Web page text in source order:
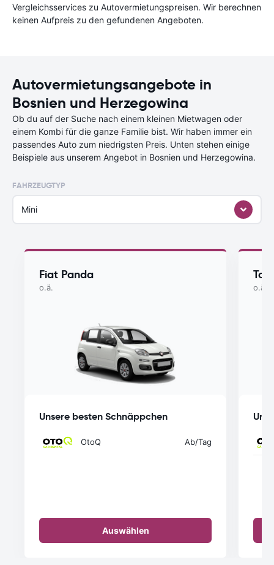
Vergleichsservices zu Autovermietungspreisen. Wir berechnen
keinen Aufpreis zu den gefundenen Angeboten.
Autovermietungsangebote in
Bosnien und Herzegowina
Ob du auf der Suche nach einem kleinen Mietwagen oder
einem Kombi für die ganze Familie bist. Wir haben immer ein
passendes Auto zum niedrigsten Preis. Unten stehen einige
Beispiele aus unserem Angebot in Bosnien und Herzegowina.
FAHRZEUGTYP
Mini
Fiat Panda
o.ä.
Unsere besten Schnäppchen
OtoQ Ab/Tag
Auswählen
o.ä.